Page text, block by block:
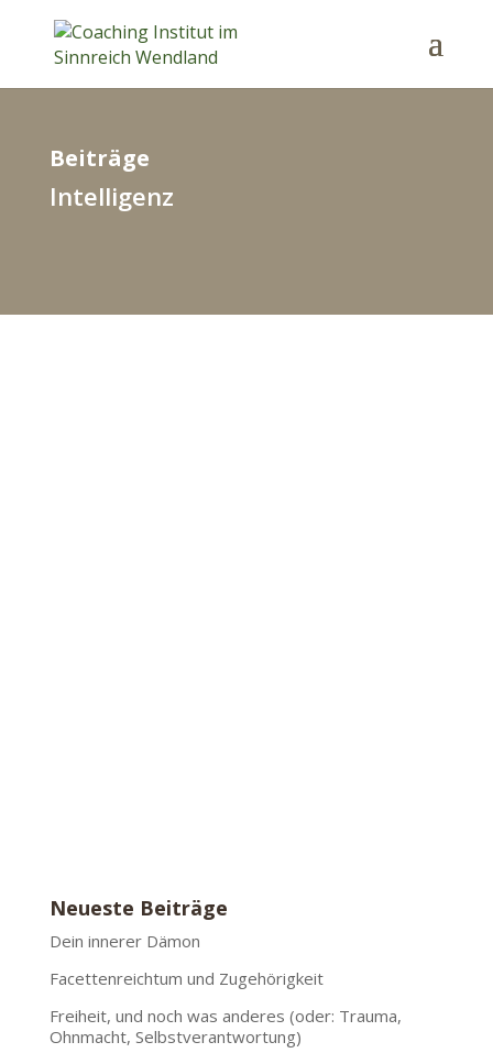
Beiträge
Intelligenz
Neueste Beiträge
Dein innerer Dämon
Facettenreichtum und Zugehörigkeit
Freiheit, und noch was anderes (oder: Trauma,
Ohnmacht, Selbstverantwortung)